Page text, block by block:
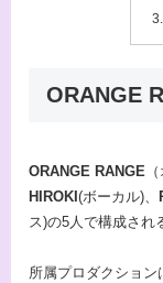
ORANGE
ORANGE RANGE
HIROKI (ボーカル)、
ス)の5人で構成され
所属プロダクション